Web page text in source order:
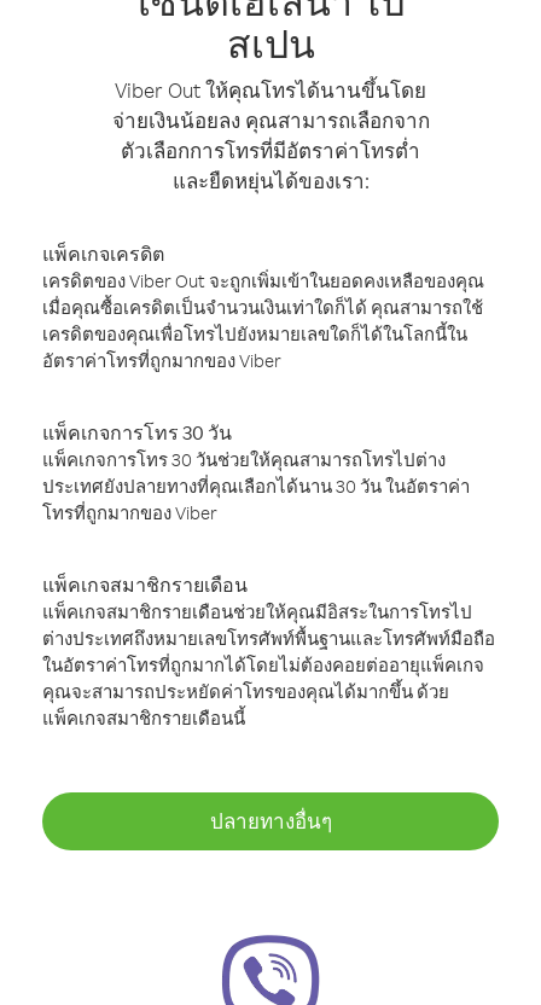
สเปน
Viber Out ให้คุณโทรได้นานขึ้นโดย
จ่ายเงินน้อยลง คุณสามารถเลือกจาก
ตัวเลือกการโทรที่มีอัตราค่าโทรต่ำ
และยืดหยุ่นได้ของเรา:
แพ็คเกจเครดิต
เครดิตของ Viber Out จะถูกเพิ่มเข้าในยอดคงเหลือของคุณ
เมื่อคุณซื้อเครดิตเป็นจำนวนเงินเท่าใดก็ได้ คุณสามารถใช้
เครดิตของคุณเพื่อโทรไปยังหมายเลขใดก็ได้ในโลกนี้ใน
อัตราค่าโทรที่ถูกมากของ Viber
แพ็คเกจการโทร 30 วัน
แพ็คเกจการโทร 30 วันช่วยให้คุณสามารถโทรไปต่าง
ประเทศยังปลายทางที่คุณเลือกได้นาน 30 วัน ในอัตราค่า
โทรที่ถูกมากของ Viber
แพ็คเกจสมาชิกรายเดือน
แพ็คเกจสมาชิกรายเดือนช่วยให้คุณมีอิสระในการโทรไป
ต่างประเทศถึงหมายเลขโทรศัพท์พื้นฐานและโทรศัพท์มือถือ
ในอัตราค่าโทรที่ถูกมากได้โดยไม่ต้องคอยต่ออายุแพ็คเกจ
คุณจะสามารถประหยัดค่าโทรของคุณได้มากขึ้น ด้วย
แพ็คเกจสมาชิกรายเดือนนี้
ปลายทางอื่นๆ